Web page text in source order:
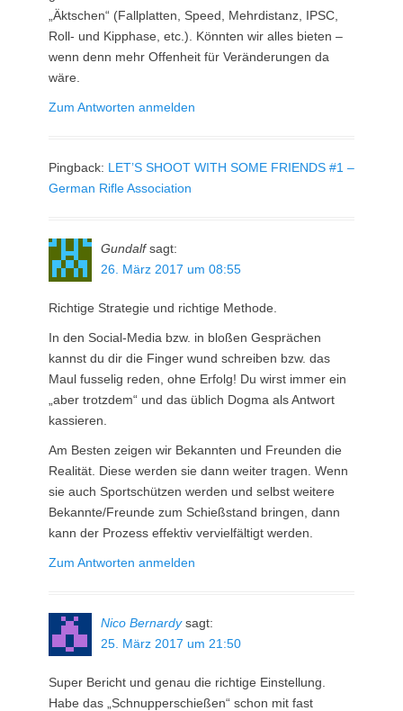
„Äktschen“ (Fallplatten, Speed, Mehrdistanz, IPSC,
Roll- und Kipphase, etc.). Könnten wir alles bieten –
wenn denn mehr Offenheit für Veränderungen da
wäre.
Zum Antworten anmelden
Pingback: LET’S SHOOT WITH SOME FRIENDS #1 –
German Rifle Association
Gundalf sagt:
26. März 2017 um 08:55
Richtige Strategie und richtige Methode.
In den Social-Media bzw. in bloßen Gesprächen
kannst du dir die Finger wund schreiben bzw. das
Maul fusselig reden, ohne Erfolg! Du wirst immer ein
„aber trotzdem“ und das üblich Dogma als Antwort
kassieren.
Am Besten zeigen wir Bekannten und Freunden die
Realität. Diese werden sie dann weiter tragen. Wenn
sie auch Sportschützen werden und selbst weitere
Bekannte/Freunde zum Schießstand bringen, dann
kann der Prozess effektiv vervielfältigt werden.
Zum Antworten anmelden
Nico Bernardy sagt:
25. März 2017 um 21:50
Super Bericht und genau die richtige Einstellung.
Habe das „Schnupperschießen“ schon mit fast